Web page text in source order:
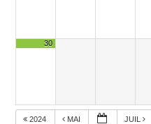
30
2024 MAI JUIL